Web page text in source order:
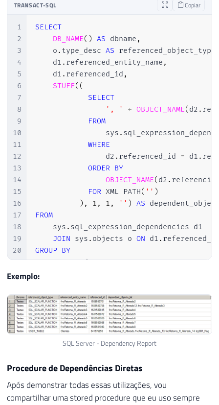
28
30
31
32
33
34
35
36
37
38
39
40
41
42
43
SELECT
    name
AS parent_object_name
    referenced_id
,
    referenced_name
,
    referencing_id
,
    referencing_name
    NestLevel
>
0
TRANSACT-SQL Copiar
1
2
3
4
5
6
7
8
9
10
11
12
13
14
15
16
17
18
19
20
21
22
24
25
26
SELECT
DB_NAME( ) AS dbname ,
    o
. type_desc AS referenced_object_type
    d1
. referenced_entity_name ,
    d1
. referenced_id ,
STUFF( (
SELECT
', '
+ OBJECT_NAME( d2 .
FROM
                sys
.
WHERE
                d2
. referenced_id = d1 .
ORDER BY
OBJECT_NAME( d2 .
FOR XML PATH( '' )
) , 1 , 1 , '' ) AS
FROM
    sys
. sql_expression_dependencies d1
JOIN sys . objects o ON d1 .
GROUP BY
    o
.type_desc,
    d1
ORDER BY
    o
.type_desc,
    d1
.referenced_entity_name
Exemplo:
SQL Server - Dependency Report
Procedure de Dependências Diretas
Após demonstrar todas essas utilizações, vou
compartilhar uma stored procedure que eu uso sempre